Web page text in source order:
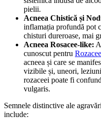
pielii.
Acneea Chistică și
inflamația profundă pot
chisturi dureroase, mai
Acneea Rosacee-like:
cunoscut pentru Rozacee
acneea și care se
vizibile și, uneori,
rozaceei poate fi
vulgaris.
Semnele distinctive ale
include: